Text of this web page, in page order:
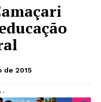
de 2015
-